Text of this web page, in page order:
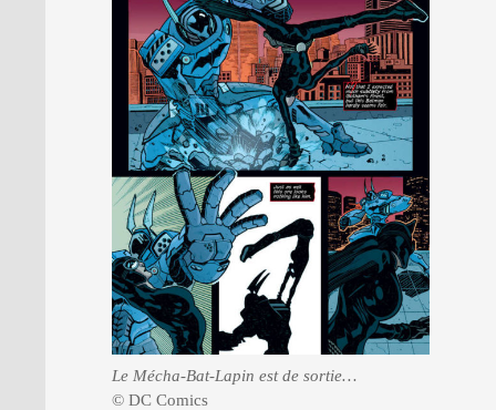
Le Mécha-Bat-Lapin est de sortie…
© DC Comics